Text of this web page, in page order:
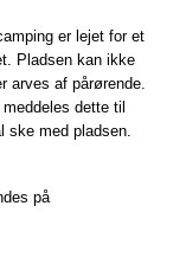
er lejet for et
Pladsen kan ikke
arves af pårørende.
dette til
ske med pladsen.
på